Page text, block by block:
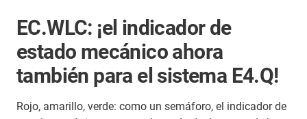
EC.WLC: ¡el indicador de
estado mecánico ahora
también para el sistema E4.Q!
Rojo, amarillo, verde: como un semáforo, el indicador de